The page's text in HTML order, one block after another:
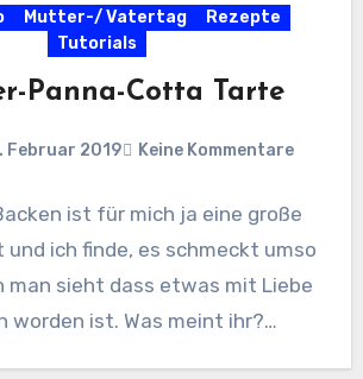
Mutter-/ Vatertag
Rezepte
Tutorials
Panna-Cotta Tarte
Februar 2019 Keine Kommentare
ist für mich ja eine große
ich finde, es schmeckt umso
man sieht dass etwas mit Liebe
worden ist. Was meint ihr?…